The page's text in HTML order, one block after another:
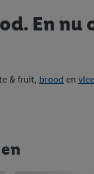
En nu
& fruit, brood en